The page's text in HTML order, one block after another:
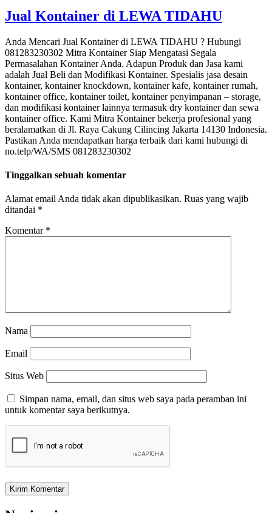
Jual Kontainer di LEWA TIDAHU
Anda Mencari Jual Kontainer di LEWA TIDAHU ? Hubungi
081283230302 Mitra Kontainer Siap Mengatasi Segala
Permasalahan Kontainer Anda. Adapun Produk dan Jasa kami
adalah Jual Beli dan Modifikasi Kontainer. Spesialis jasa desain
kontainer, kontainer knockdown, kontainer kafe, kontainer rumah,
kontainer office, kontainer toilet, kontainer penyimpanan – storage,
dan modifikasi kontainer lainnya termasuk dry kontainer dan sewa
kontainer office. Kami Mitra Kontainer bekerja profesional yang
beralamatkan di Jl. Raya Cakung Cilincing Jakarta 14130 Indonesia.
Pastikan Anda mendapatkan harga terbaik dari kami hubungi di
no.telp/WA/SMS 081283230302
Tinggalkan sebuah komentar
Alamat email Anda tidak akan dipublikasikan. Ruas yang wajib
ditandai *
Komentar *
Nama
Email
Situs Web
Simpan nama, email, dan situs web saya pada peramban ini
untuk komentar saya berikutnya.